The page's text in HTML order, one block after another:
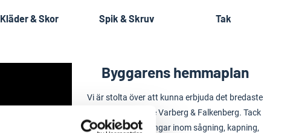
Kläder & Skor Spik & Skruv Tak
Byggarens hemmaplan
Vi är stolta över att kunna erbjuda det bredaste
sortimentet i både Varberg & Falkenberg. Tack
vare helhetslösningar inom sågning, kapning,